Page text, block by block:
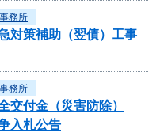
務所
対策補助（翌債）工事
務所
交付金（災害防除）
入札公告